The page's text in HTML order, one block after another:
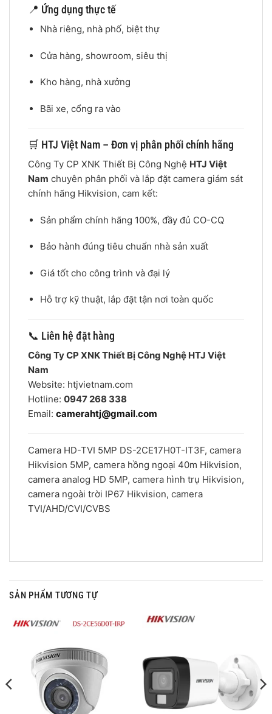
📍 Ứng dụng thực tế
Nhà riêng, nhà phố, biệt thự
Cửa hàng, showroom, siêu thị
Kho hàng, nhà xưởng
Bãi xe, cổng ra vào
🛒 HTJ Việt Nam – Đơn vị phân phối chính hãng
Công Ty CP XNK Thiết Bị Công Nghệ HTJ Việt
Nam chuyên phân phối và lắp đặt camera giám sát
chính hãng Hikvision, cam kết:
Sản phẩm chính hãng 100%, đầy đủ CO-CQ
Bảo hành đúng tiêu chuẩn nhà sản xuất
Giá tốt cho công trình và đại lý
Hỗ trợ kỹ thuật, lắp đặt tận nơi toàn quốc
📞 Liên hệ đặt hàng
Công Ty CP XNK Thiết Bị Công Nghệ HTJ Việt
Nam
Website: htjvietnam.com
Hotline: 0947 268 338
Email: camerahtj@gmail.com
Camera HD-TVI 5MP DS-2CE17H0T-IT3F, camera
Hikvision 5MP, camera hồng ngoại 40m Hikvision,
camera analog HD 5MP, camera hình trụ Hikvision,
camera ngoài trời IP67 Hikvision, camera
TVI/AHD/CVI/CVBS
SẢN PHẨM TƯƠNG TỰ